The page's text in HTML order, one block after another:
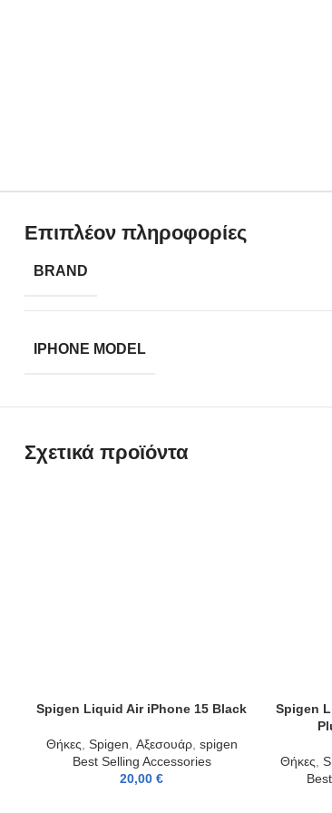
Επιπλέον πληροφορίες
BRAND
IPHONE MODEL
Σχετικά προϊόντα
ADD TO CART
Spigen Liquid Air iPhone 15 Black
Θήκες, Spigen, Αξεσουάρ, spigen
Best Selling Accessories
20,00 €
ADD TO
Spigen
Θήκες,